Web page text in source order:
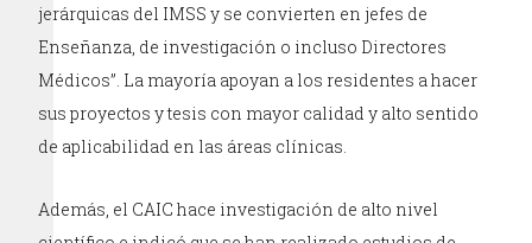
jerárquicas del IMSS y se convierten en jefes de
Enseñanza, de investigación o incluso Directores
Médicos”. La mayoría apoyan a los residentes a hacer
sus proyectos y tesis con mayor calidad y alto sentido
de aplicabilidad en las áreas clínicas.
Además, el CAIC hace investigación de alto nivel